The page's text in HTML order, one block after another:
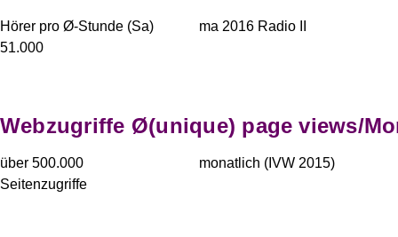
Hörer pro Ø-Stunde (Sa)
51.000
ma 2016 Radio II
Webzugriffe Ø(unique) page views/
über 500.000
Seitenzugriffe
monatlich (IVW 2015)